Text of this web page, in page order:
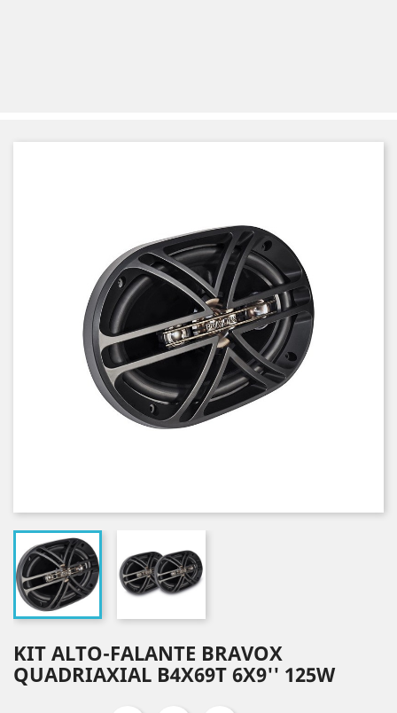
KIT ALTO-FALANTE BRAVOX
QUADRIAXIAL B4X69T 6X9'' 125W